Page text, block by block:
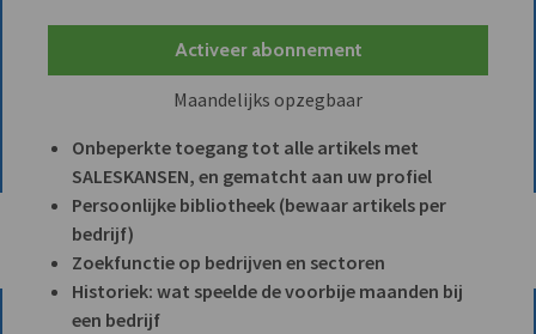
Activeer abonnement
Maandelijks opzegbaar
Onbeperkte toegang tot alle artikels met
SALESKANSEN, en gematcht aan uw profiel
Persoonlijke bibliotheek (bewaar artikels per
bedrijf)
Zoekfunctie op bedrijven en sectoren
Historiek: wat speelde de voorbije maanden bij
een bedrijf